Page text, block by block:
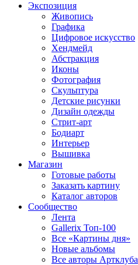
Экспозиция
Живопись
Графика
Цифровое искусство
Хендмейд
Абстракция
Иконы
Фотография
Скульптура
Детские рисунки
Дизайн одежды
Стрит-арт
Бодиарт
Интерьер
Вышивка
Магазин
Готовые работы
Заказать картину
Каталог авторов
Сообщество
Лента
Gallerix Топ-100
Все «Картины дня»
Новые альбомы
Все авторы Артклуба